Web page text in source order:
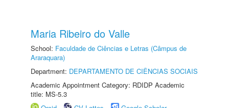
Maria Ribeiro do Valle
School: Faculdade de Ciências e Letras (Câmpus de
Araraquara)
Department: DEPARTAMENTO DE CIÊNCIAS SOCIAIS
Academic Appointment Category: RDIDP Academic
title: MS-5.3